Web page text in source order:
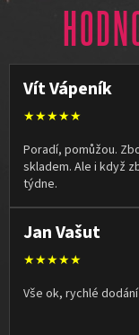
Vít Vápeník
★★★★★
Poradí, pomůžou.
skladem. Ale i když
týdne.
Jan Vašut
★★★★★
Vše ok, rychlé dodání